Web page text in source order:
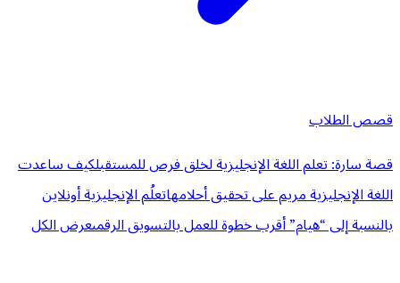
قصص الطلاب
قصة سارة: تعلم اللغة الإنجليزية لخلق فرص للمستقبلكيف ساعدت
اللغة الإنجليزية مريم على تحقيق أحلامهاتعلُم الإنجليزية أونلاين
بالنسبة إلى “هيام” أقرب خطوة للعمل بالتسويق الرقمىعرض الكل